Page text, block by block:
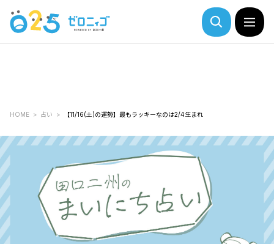
HOME 占い 【11/16(土)の運勢】最もラッキーなのは2/4生まれ